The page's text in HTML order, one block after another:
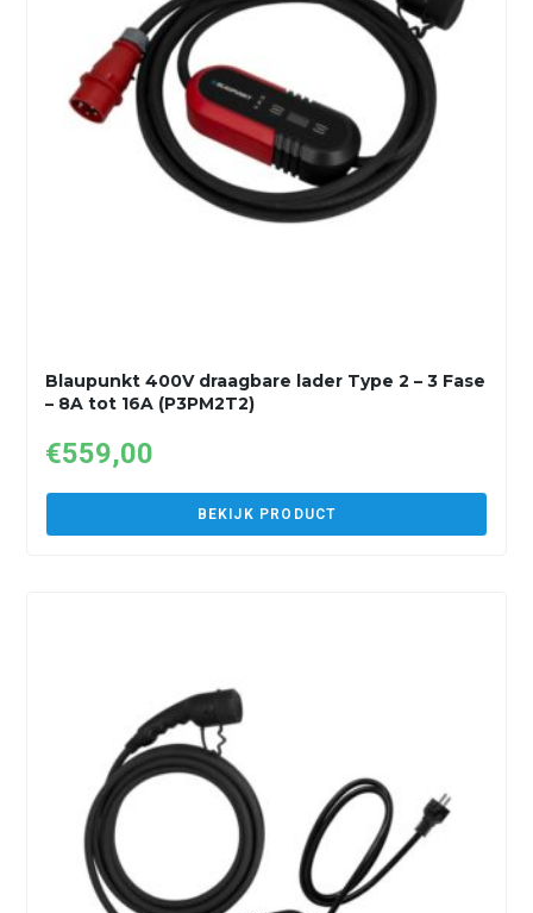
Blaupunkt 400V draagbare lader Type 2 – 3 Fase
– 8A tot 16A (P3PM2T2)
€559,00
BEKIJK PRODUCT